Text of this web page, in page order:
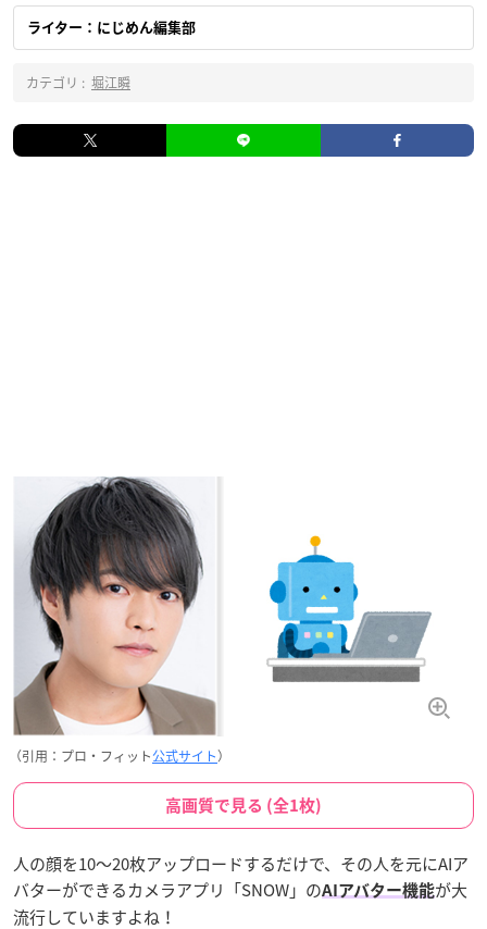
ライター：にじめん編集部
カテゴリ : 堀江瞬
（引用：プロ・フィット公式サイト）
高画質で見る (全1枚)
人の顔を10〜20枚アップロードするだけで、その人を元にAIア
バターができるカメラアプリ「SNOW」のAIアバター機能が大
流行していますよね！